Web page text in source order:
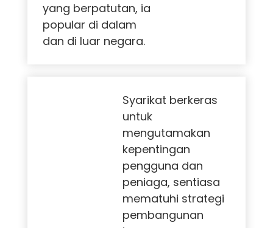
yang berpatutan, ia
popular di dalam
dan di luar negara.
Syarikat berkeras
untuk
mengutamakan
kepentingan
pengguna dan
peniaga, sentiasa
mematuhi strategi
pembangunan